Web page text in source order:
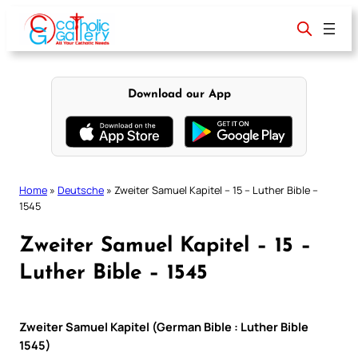
content
Download our App
Home » Deutsche » Zweiter Samuel Kapitel – 15 – Luther Bible –
1545
Zweiter Samuel Kapitel – 15 –
Luther Bible – 1545
Zweiter Samuel Kapitel (German Bible : Luther Bible
1545)